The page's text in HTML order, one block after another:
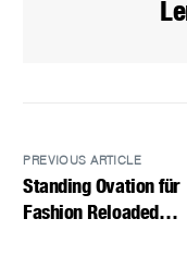
PREVIOUS ARTICLE
Standing Ovation für
Fashion Reloaded